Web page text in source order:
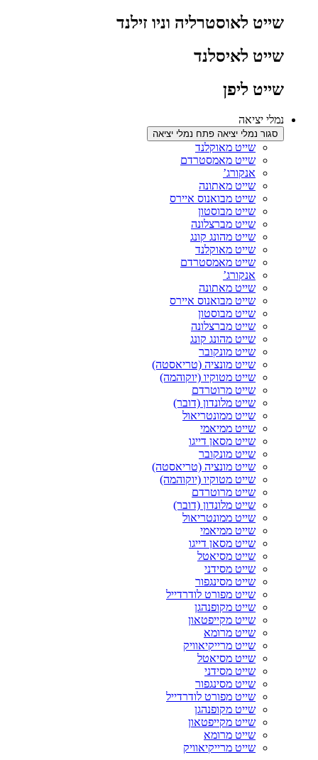
שייט לאוסטרליה וניו זילנד
שייט לאיסלנד
שייט ליפן
נמלי יציאה
סגור נמלי יציאה פתח נמלי יציאה
שייט מאוקלנד
שייט מאמסטרדם
אנקורג’
שייט מאתונה
שייט מבואנוס איירס
שייט מבוסטון
שייט מברצלונה
שייט מהונג קונג
שייט מאוקלנד
שייט מאמסטרדם
אנקורג’
שייט מאתונה
שייט מבואנוס איירס
שייט מבוסטון
שייט מברצלונה
שייט מהונג קונג
שייט מונקובר
שייט מונציה (טריאסטה)
שייט מטוקיו (יוקוהמה)
שייט מרוטרדם
שייט מלונדון (דובר)
שייט ממונטריאול
שייט ממיאמי
שייט מסאן דייגו
שייט מונקובר
שייט מונציה (טריאסטה)
שייט מטוקיו (יוקוהמה)
שייט מרוטרדם
שייט מלונדון (דובר)
שייט ממונטריאול
שייט ממיאמי
שייט מסאן דייגו
שייט מסיאטל
שייט מסידני
שייט מסינגפור
שייט מפורט לודרדייל
שייט מקופנהגן
שייט מקייפטאון
שייט מרומא
שייט מרייקיאוויק
שייט מסיאטל
שייט מסידני
שייט מסינגפור
שייט מפורט לודרדייל
שייט מקופנהגן
שייט מקייפטאון
שייט מרומא
שייט מרייקיאוויק